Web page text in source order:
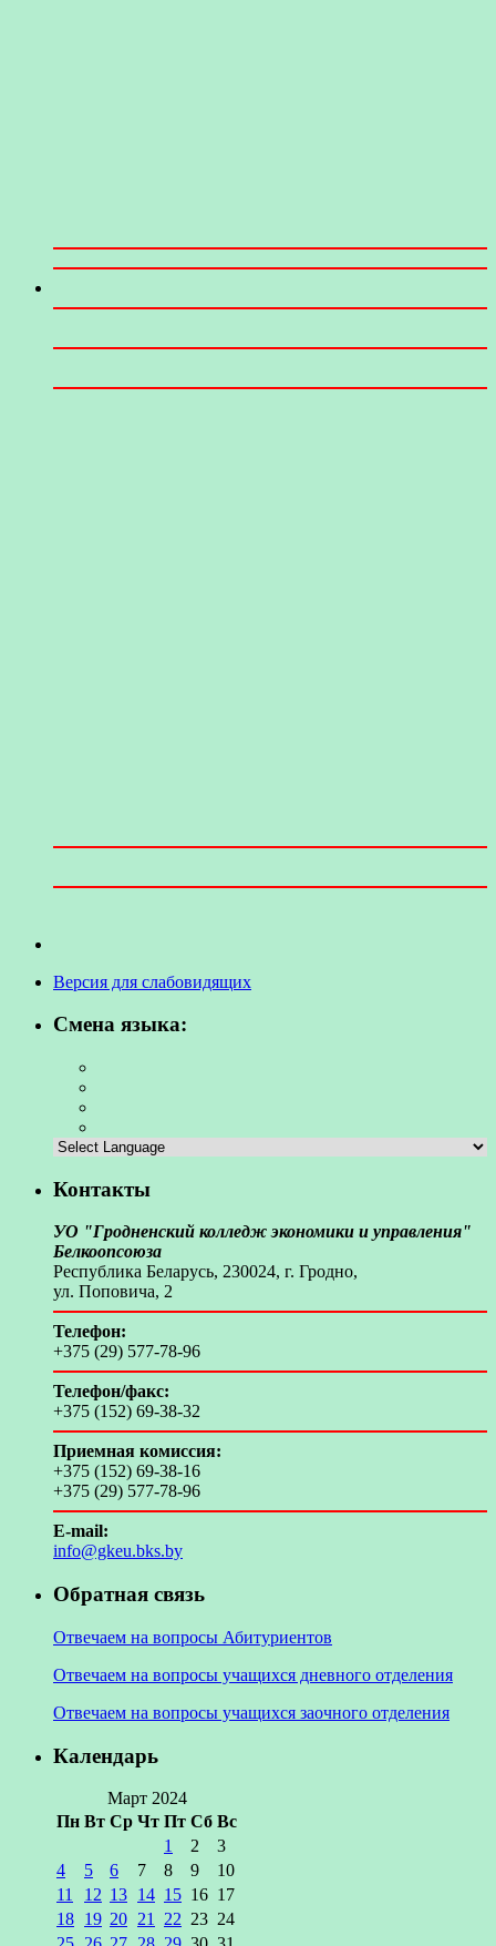
Версия для слабовидящих
Смена языка:
Контакты
УО "Гродненский колледж экономики и управления"
Белкоопсоюза
Республика Беларусь, 230024, г. Гродно,
ул. Поповича, 2
Телефон:
+375 (29) 577-78-96
Телефон/факс:
+375 (152) 69-38-32
Приемная комиссия:
+375 (152) 69-38-16
+375 (29) 577-78-96
E-mail:
info@gkeu.bks.by
Обратная связь
Отвечаем на вопросы Абитуриентов
Отвечаем на вопросы учащихся дневного отделения
Отвечаем на вопросы учащихся заочного отделения
Календарь
Март 2024
Пн Вт Ср Чт Пт Сб Вс
1
2
3
4
5 6 7 8 9
10
11
12 13 14 15 16 17
18 19 20 21 22 23 24